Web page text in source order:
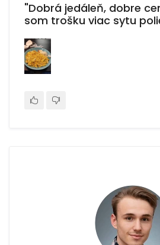
"Dobrá jedáleň, dobre
som trošku viac sytu